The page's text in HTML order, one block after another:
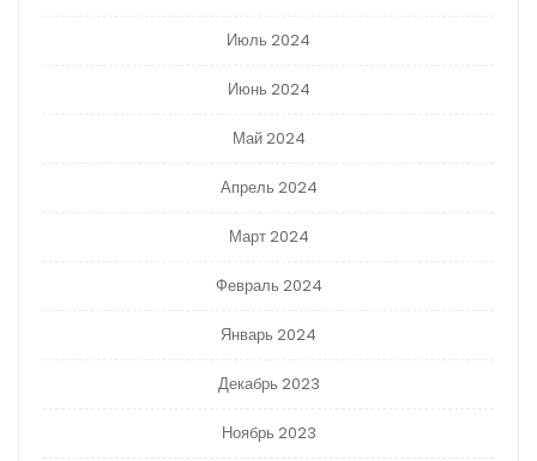
Июль 2024
Июнь 2024
Май 2024
Апрель 2024
Март 2024
Февраль 2024
Январь 2024
Декабрь 2023
Ноябрь 2023